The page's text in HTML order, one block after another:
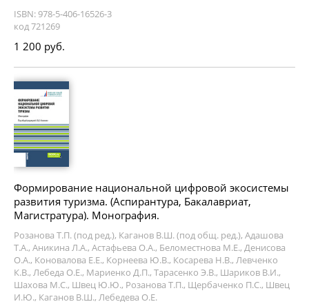
ISBN: 978-5-406-16526-3
код 721269
1 200 руб.
Формирование национальной цифровой экосистемы
развития туризма. (Аспирантура, Бакалавриат,
Магистратура). Монография.
Розанова Т.П. (под ред.), Каганов В.Ш. (под общ. ред.), Адашова
Т.А., Аникина Л.А., Астафьева О.А., Беломестнова М.Е., Денисова
О.А., Коновалова Е.Е., Корнеева Ю.В., Косарева Н.В., Левченко
К.В., Лебеда О.Е., Мариенко Д.П., Тарасенко Э.В., Шариков В.И.,
Шахова М.С., Швец Ю.Ю., Розанова Т.П., Щербаченко П.С., Швец
И.Ю., Каганов В.Ш., Лебедева О.Е.